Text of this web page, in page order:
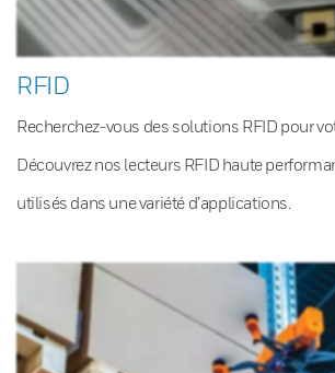
RFID
Recherchez-vous des solutions RFID pour
Découvrez nos lecteurs RFID haute
utilisés dans une variété d’applications.